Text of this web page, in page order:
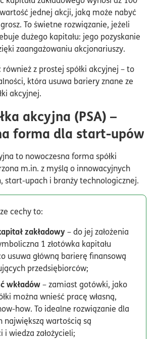
jednej akcji, jaką może nabyć
To świetne rozwiązanie, jeżeli
dużego kapitału: jego pozyskanie
zaangażowaniu akcjonariuszy.
również z prostej spółki akcyjnej – to
która usuwa bariery znane ze
akcyjnej.
akcyjna (PSA) –
forma dla start-upów
to nowoczesna forma spółki
m.in. z myślą o innowacyjnych
start-upach i branży technologicznej.
cechy to:
zakładowy– do jej założenia
1 złotówka kapitału
usuwa główną barierę finansową
przedsiębiorców;
wkładów– zamiast gotówki, jako
można wnieść pracę własną,
how. To idealne rozwiązanie dla
największą wartością są
wiedza założycieli;